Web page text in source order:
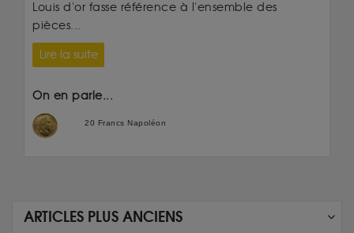
Louis d'or fasse référence à l'ensemble des
pièces...
Lire la suite
On en parle...
20 Francs Napoléon
ARTICLES PLUS ANCIENS